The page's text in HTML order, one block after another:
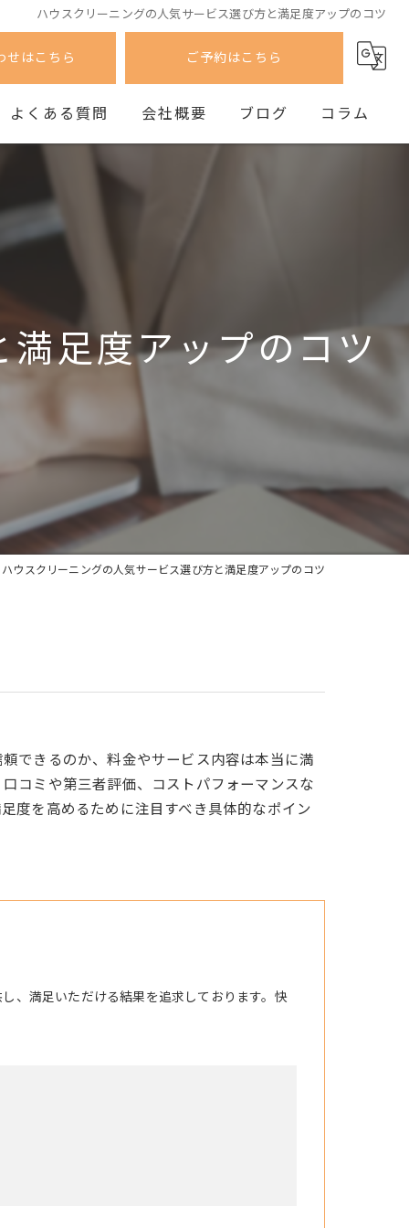
ハウスクリーニングの人気サービス選び方と満足度アップのコツ
せはこちら ご予約はこちら
よくある質問 会社概要 ブログ コラム
足度アップのコツ
ハウスクリーニングの人気サービス選び方と満足度アップのコツ
できるのか、料金やサービス内容は本当に満
コミや第三者評価、コストパフォーマンスな
度を高めるために注目すべき具体的なポイン
、満足いただける結果を追求しております。快